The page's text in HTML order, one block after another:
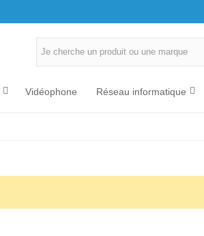
Vidéophone Réseau informatique